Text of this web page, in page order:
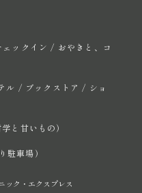
ックイン / おやきと、コ
ル / ブックストア / ショ
と甘いもの）
駐車場）
ック・エクスプレス